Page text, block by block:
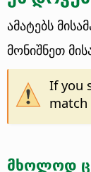
ამატებს
მონიშნეთ
If you
მხოლოდ